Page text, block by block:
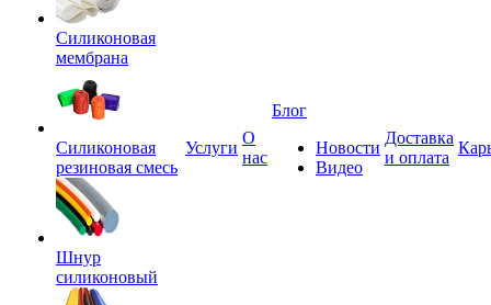
Силиконовая
мембрана
Силиконовая
резиновая смесь
Шнур
силиконовый
Услуги
О
нас
Блог
Новости
Видео
Доставка
и оплата